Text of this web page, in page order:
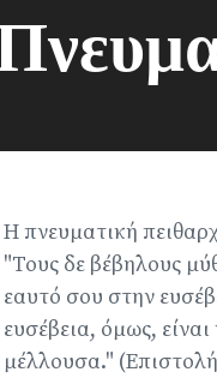
Η πνευματική
"Τους δε βέβηλους
εαυτό σου στην
ευσέβεια, όμως,
μέλλουσα."